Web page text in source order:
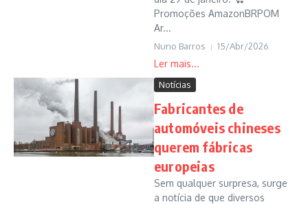
Promoções AmazonBRPOM
Ar...
Nuno Barros 15/Abr/2026
Notícias
Fabricantes de
automóveis chineses
querem fábricas
europeias
Sem qualquer surpresa, surge
a notícia de que diversos